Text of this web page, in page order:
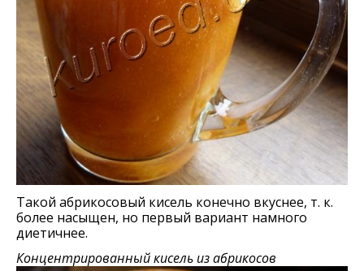
Такой абрикосовый кисель конечно вкуснее, т. к.
более насыщен, но первый вариант намного
диетичнее.
Концентрированный кисель из абрикосов